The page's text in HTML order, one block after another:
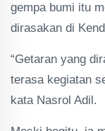
gempa bumi itu
dirasakan di
“Getaran yang
terasa kegiatan
kata Nasrol Adil.